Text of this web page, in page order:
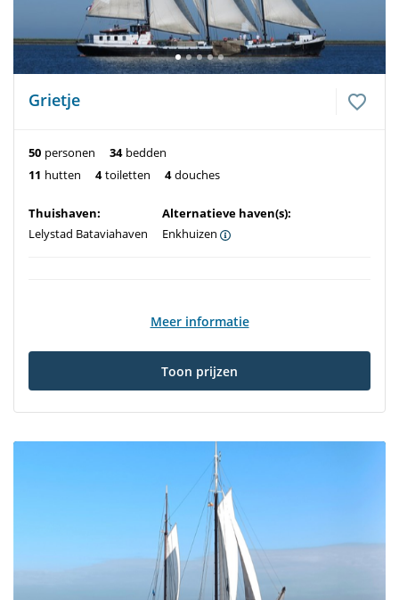
Grietje
50 personen 34 bedden
11 hutten 4 toiletten 4 douches
Thuishaven:
Lelystad Bataviahaven
Alternatieve haven(s):
Enkhuizen
Meer informatie
Toon prijzen